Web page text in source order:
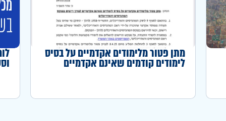
מתן פטור מלימודים אקדמיים על בסיס
לימודים קודמים שאינם אקדמיים
לצורך רישום בפנקס המהנדסים